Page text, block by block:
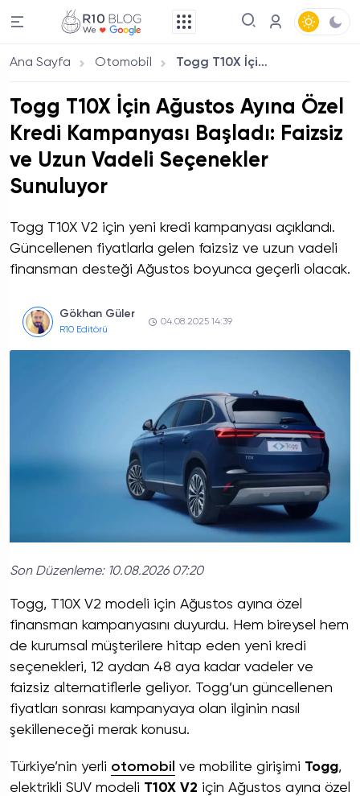
Ana Sayfa Otomobil Togg T10X İçin Ağustos Ayına Özel Kredi Kampanyası Başladı: Faizsiz ve Uzun Vadeli Seçenekler Sunuluyor
Togg T10X İçin Ağustos Ayına Özel
Kredi Kampanyası Başladı: Faizsiz
ve Uzun Vadeli Seçenekler
Sunuluyor
Togg T10X V2 için yeni kredi kampanyası açıklandı.
Güncellenen fiyatlarla gelen faizsiz ve uzun vadeli
finansman desteği Ağustos boyunca geçerli olacak.
Gökhan Güler
R10 Editörü
04.08.2025 14:39
Son Düzenleme: 10.08.2026 07:20
Togg, T10X V2 modeli için Ağustos ayına özel
finansman kampanyasını duyurdu. Hem bireysel hem
de kurumsal müşterilere hitap eden yeni kredi
seçenekleri, 12 aydan 48 aya kadar vadeler ve
faizsiz alternatiflerle geliyor. Togg’un güncellenen
fiyatları sonrası kampanyaya olan ilginin nasıl
şekilleneceği merak konusu.
Türkiye’nin yerli otomobil ve mobilite girişimi Togg,
elektrikli SUV modeli T10X V2 için Ağustos ayına özel